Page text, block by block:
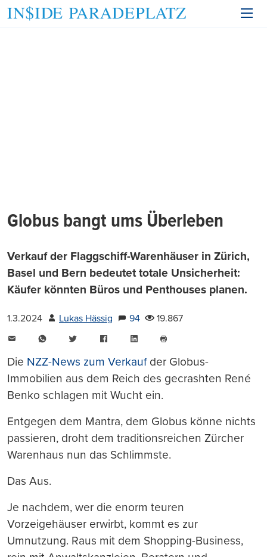
Globus bangt ums Überleben
Verkauf der Flaggschiff-Warenhäuser in Zürich,
Basel und Bern bedeutet totale Unsicherheit:
Käufer könnten Büros und Penthouses planen.
1.3.2024 Lukas Hässig 94
19.867
WhatsAppTwitter FacebookLinkedIn
drucken
Die NZZ-News zum Verkaufder Globus-
Immobilien aus dem Reich des gecrashten René
Benko schlagen mit Wucht ein.
Entgegen dem Mantra, dem Globus könne nichts
passieren, droht dem traditionsreichen Zürcher
Warenhaus nun das Schlimmste.
Das Aus.
Je nachdem, wer die enorm teuren
Vorzeigehäuser erwirbt, kommt es zur
Umnutzung. Raus mit dem Shopping-Business,